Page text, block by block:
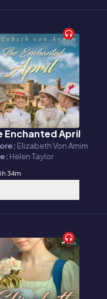
Enchanted April
Elizabeth Von Arnim
Helen Taylor
34m